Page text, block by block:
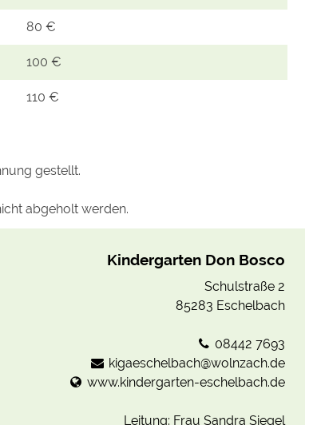
80 €
100 €
110 €
gestellt.
abgeholt werden.
Kindergarten Don Bosco
Schulstraße 2
85283 Eschelbach
08442 7693
kigaeschelbach@wolnzach.de
www.kindergarten-eschelbach.de
Leitung: Frau Sandra Siegel